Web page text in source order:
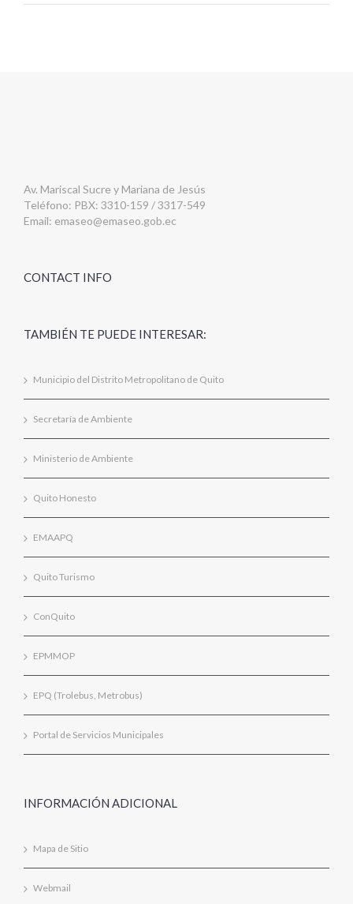
Av. Mariscal Sucre y Mariana de Jesús
Teléfono: PBX: 3310-159 / 3317-549
Email: emaseo@emaseo.gob.ec
CONTACT INFO
TAMBIÉN TE PUEDE INTERESAR:
Municipio del Distrito Metropolitano de Quito
Secretaría de Ambiente
Ministerio de Ambiente
Quito Honesto
EMAAPQ
Quito Turismo
ConQuito
EPMMOP
EPQ (Trolebus, Metrobus)
Portal de Servicios Municipales
INFORMACIÓN ADICIONAL
Mapa de Sitio
Webmail